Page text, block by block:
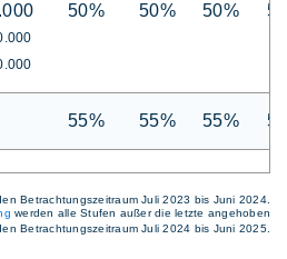
50% 50% 50%
55% 55% 55%
Betrachtungszeitraum Juli 2023 bis Juni 2024.
werden alle Stufen außer die letzte angehoben
Betrachtungszeitraum Juli 2024 bis Juni 2025.